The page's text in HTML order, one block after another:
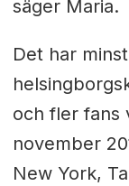
säger Maria.
Det har
och fler fans
november
New York,